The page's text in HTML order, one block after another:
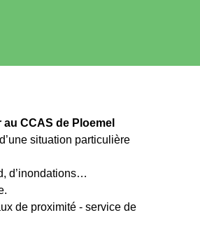
CCAS de Ploemel
situation particulière
d’inondations…
de proximité - service de